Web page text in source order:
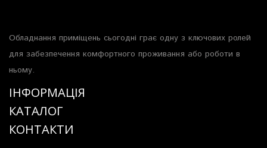
Обладнання приміщень сьогодні грає одну з ключових ролей
для забезпечення комфортного проживання або роботи в
ньому.
ІНФОРМАЦІЯ
КАТАЛОГ
КОНТАКТИ